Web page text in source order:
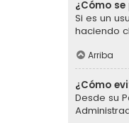
¿Cómo
Si es un
haciendo
Arriba
¿Cómo
Desde su